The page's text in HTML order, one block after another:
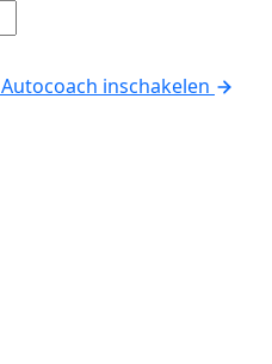
Autocoach inschakelen